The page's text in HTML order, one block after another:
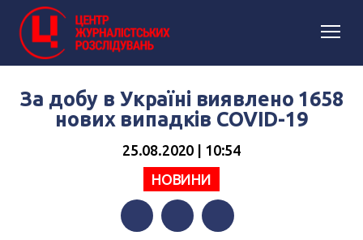
За добу в Україні виявлено 1658
нових випадків COVID-19
25.08.2020 | 10:54
НОВИНИ